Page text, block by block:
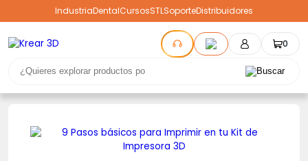
IndustriaDentalCursosSTLSoporteDistribuidores
0